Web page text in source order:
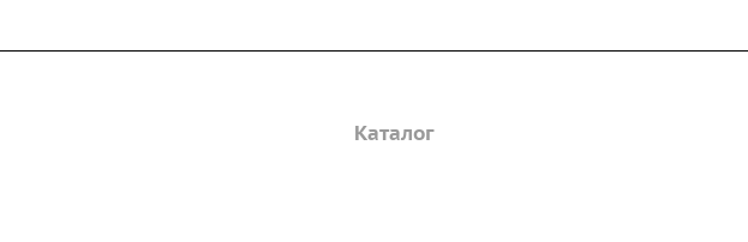
Каталог